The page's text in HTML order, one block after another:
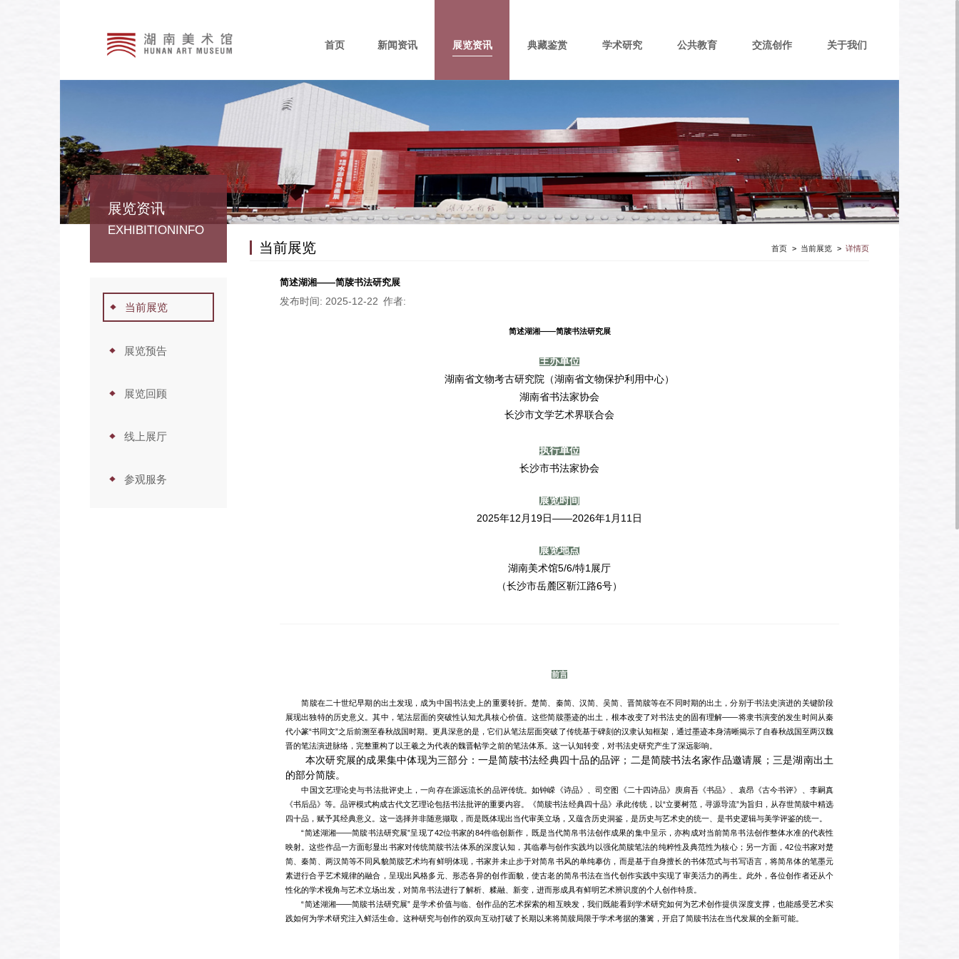
首页 新闻资讯 展览资讯 典藏鉴赏 学术研究 公共教育 交流创作 关于我们
展览资讯
EXHIBITIONINFO
当前展览
展览预告
展览回顾
线上展厅
参观服务
当前展览 首页 > 当前展览 > 详情页
简述湖湘——简牍书法研究展
发布时间: 2025-12-22 作者:
简述湖湘——简牍书法研究展
主办单位
湖南省文物考古研究院（湖南省文物保护利用中心）
湖南省书法家协会
长沙市文学艺术界联合会
执行单位
长沙市书法家协会
展览时间
2025年12月19日——2026年1月11日
展览地点
湖南美术馆5/6/特1展厅
（长沙市岳麓区靳江路6号）
前言
简牍在二十世纪早期的出土发现，成为中国书法史上的重要转折。楚简、秦简、汉简、吴简、晋简牍等在不同时期的出土，分别于书法史演进的关键阶段
展现出独特的历史意义。其中，笔法层面的突破性认知尤具核心价值。这些简牍墨迹的出土，根本改变了对书法史的固有理解——将隶书演变的发生时间从秦
代小篆“书同文”之后前溯至春秋战国时期。更具深意的是，它们从笔法层面突破了传统基于碑刻的汉隶认知框架，通过墨迹本身清晰揭示了自春秋战国至两汉魏
晋的笔法演进脉络，完整重构了以王羲之为代表的魏晋帖学之前的笔法体系。这一认知转变，对书法史研究产生了深远影响。
本次研究展的成果集中体现为三部分：一是简牍书法经典四十品的品评；二是简牍书法名家作品邀请展；三是湖南出土
的部分简牍。
中国文艺理论史与书法批评史上，一向存在源远流长的品评传统。如钟嵘《诗品》、司空图 《二十四诗品》
庾肩吾《书品》、袁昂《古今书评》、李嗣真
《书后品》等。品评模式构成古代文艺理论包括书法批评的重要内容。《简牍书法经典四十品》承此传统，以“立要树范，寻源导流”为旨归，从存世简牍中精选
四十品，赋予其经典意义。这一选择并非随意撷取，而是既体现出当代审美立场，又蕴含历史洞鉴，是历史与艺术史的统一、是书史逻辑与美学评鉴的统一。
“简述湖湘——简牍书法研究展”呈现了42位书家的84件临创新作，既是当代简帛书法创作成果的集中呈示，亦构成对当前简帛书法创作整体水准的代表性
映射。这些作品一方面彰显出书家对传统简牍书法体系的深度认知，其临摹与创作实践均以强化简牍笔法的纯粹性及典范性为核心；另一方面，42位书家对楚
简、秦简、两汉简等不同风貌简牍艺术均有鲜明体现，书家并未止步于对简帛书风的单纯摹仿，而是基于自身擅长的书体范式与书写语言，将简帛体的笔墨元
素进行合乎艺术规律的融合，呈现出风格多元、形态各异的创作面貌，使古老的简帛书法在当代创作实践中实现了审美活力的再生。此外，各位创作者还从个
性化的学术视角与艺术立场出发，对简帛书法进行了解析、糅融、新变，进而形成具有鲜明艺术辨识度的个人创作特质。
“简述湖湘——简牍书法研究展” 是学术价值与临、创作品的艺术探索的相互映发，我们既能看到学术研究如何为艺术创作提供深度支撑，也能感受艺术实
践如何为学术研究注入鲜活生命。这种研究与创作的双向互动打破了长期以来将简牍局限于学术考据的藩篱，开启了简牍书法在当代发展的全新可能。